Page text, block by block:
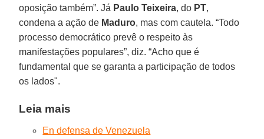
oposição também”. Já Paulo Teixeira, do PT,
condena a ação de Maduro, mas com cautela. “Todo
processo democrático prevê o respeito às
manifestações populares”, diz. “Acho que é
fundamental que se garanta a participação de todos
os lados".
Leia mais
En defensa de Venezuela